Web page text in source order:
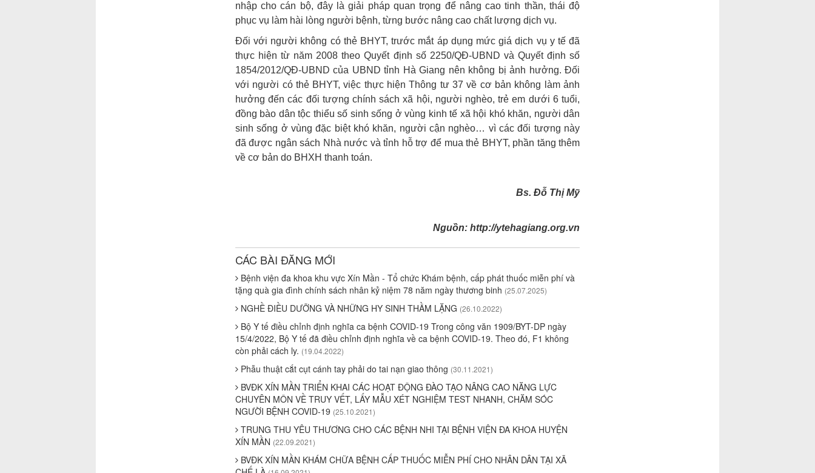
nhập cho cán bộ, đây là giải pháp quan trọng để nâng cao tinh thần, thái độ
phục vụ làm hài lòng người bệnh, từng bước nâng cao chất lượng dịch vụ.
Đối với người không có thẻ BHYT, trước mắt áp dụng mức giá dịch vụ y tế đã
thực hiện từ năm 2008 theo Quyết định số 2250/QĐ-UBND và Quyết định số
1854/2012/QĐ-UBND của UBND tỉnh Hà Giang nên không bị ảnh hưởng. Đối
với người có thẻ BHYT, việc thực hiện Thông tư 37 về cơ bản không làm ảnh
hưởng đến các đối tượng chính sách xã hội, người nghèo, trẻ em dưới 6 tuổi,
đồng bào dân tộc thiểu số sinh sống ở vùng kinh tế xã hội khó khăn, người dân
sinh sống ở vùng đặc biệt khó khăn, người cận nghèo… vì các đối tượng này
đã được ngân sách Nhà nước và tỉnh hỗ trợ để mua thẻ BHYT, phần tăng thêm
về cơ bản do BHXH thanh toán.
Bs. Đỗ Thị Mỹ
Nguồn: http://ytehagiang.org.vn
CÁC BÀI ĐĂNG MỚI
Bệnh viện đa khoa khu vực Xín Mần - Tổ chức Khám bệnh, cấp phát thuốc miễn phí và
tặng quà gia đình chính sách nhân kỷ niệm 78 năm ngày thương binh (25.07.2025)
NGHỀ ĐIỀU DƯỠNG VÀ NHỮNG HY SINH THẦM LẶNG (26.10.2022)
Bộ Y tế điều chỉnh định nghĩa ca bệnh COVID-19 Trong công văn 1909/BYT-DP ngày
15/4/2022, Bộ Y tế đã điều chỉnh định nghĩa về ca bệnh COVID-19. Theo đó, F1 không
còn phải cách ly. (19.04.2022)
Phẫu thuật cắt cụt cánh tay phải do tai nạn giao thông (30.11.2021)
BVĐK XÍN MẦN TRIỂN KHAI CÁC HOẠT ĐỘNG ĐÀO TẠO NÂNG CAO NĂNG LỰC
CHUYÊN MÔN VỀ TRUY VẾT, LẤY MẪU XÉT NGHIỆM TEST NHANH, CHĂM SÓC
NGƯỜI BỆNH COVID-19 (25.10.2021)
TRUNG THU YÊU THƯƠNG CHO CÁC BỆNH NHI TẠI BỆNH VIỆN ĐA KHOA HUYỆN
XÍN MẦN (22.09.2021)
BVĐK XÍN MẦN KHÁM CHỮA BỆNH CẤP THUỐC MIỄN PHÍ CHO NHÂN DÂN TẠI XÃ